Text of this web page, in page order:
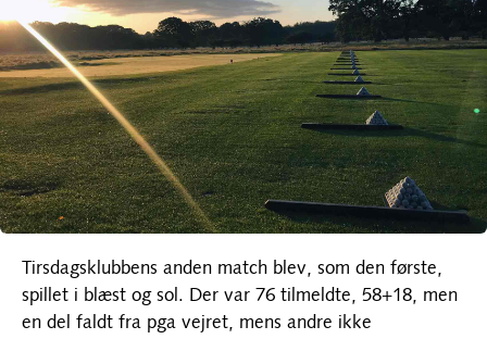
Tirsdagsklubbens anden match blev, som den første,
spillet i blæst og sol. Der var 76 tilmeldte, 58+18, men
en del faldt fra pga vejret, mens andre ikke